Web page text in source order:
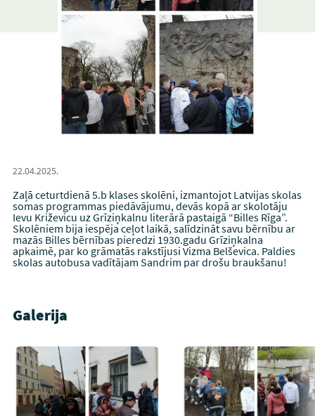
22.04.2025.
Zaļā ceturtdienā 5.b klases skolēni, izmantojot Latvijas skolas
somas programmas piedāvājumu, devās kopā ar skolotāju
Ievu Križevicu uz Grīziņkalnu literārā pastaigā “Billes Rīga”.
Skolēniem bija iespēja ceļot laikā, salīdzināt savu bērnību ar
mazās Billes bērnības pieredzi 1930.gadu Grīziņkalna
apkaimē, par ko grāmatās rakstījusi Vizma Belševica. Paldies
skolas autobusa vadītājam Sandrim par drošu braukšanu!
Galerija